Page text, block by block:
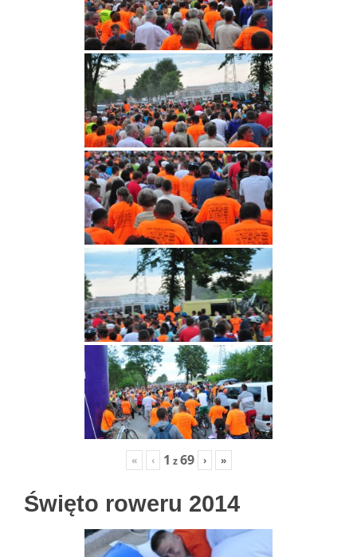
« ‹ 1 z69 › »
Święto roweru 2014